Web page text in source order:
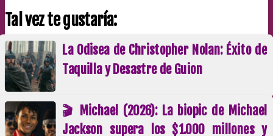
Tal vez te gustaría:
La Odisea de Christopher Nolan: Éxito de
Taquilla y Desastre de Guion
🎬 Michael (2026): La biopic de Michael
Jackson supera los $1.000 millones y